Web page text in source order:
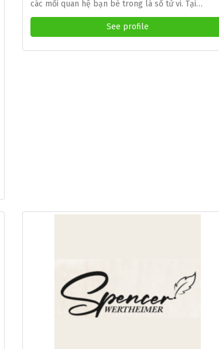
các mối quan hệ bạn bè trong lá số tử vi. Tại…
See profile